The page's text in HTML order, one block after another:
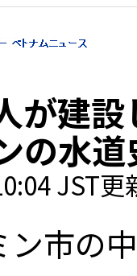
が建
の水道
JST更
市の